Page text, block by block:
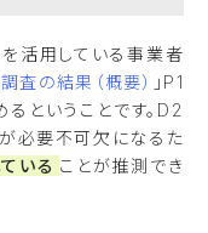
活用している事業者
の結果（概要） 」P1
ということです。D2
必要不可欠になるた
いる ことが推測でき